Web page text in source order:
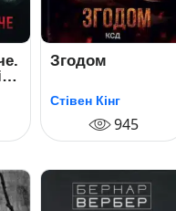
Згодом
Стівен Кінг
945